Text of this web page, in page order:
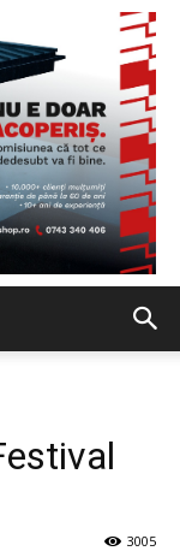
3005